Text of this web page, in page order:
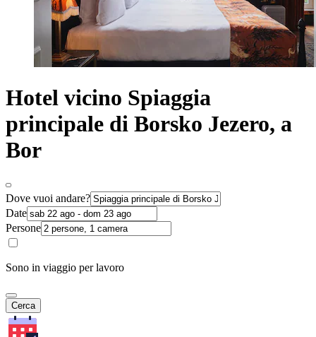
Hotel vicino Spiaggia
principale di Borsko Jezero, a
Bor
Dove vuoi andare?
Date
Persone
Sono in viaggio per lavoro
Cerca